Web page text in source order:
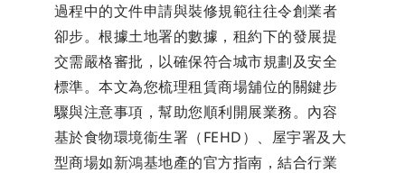
過程中的文件申請與裝修規範往往令創業者
卻步。根據土地署的數據，租約下的發展提
交需嚴格審批，以確保符合城市規劃及安全
標準。本文為您梳理租賃商場舖位的關鍵步
驟與注意事項，幫助您順利開展業務。內容
基於食物環境衞生署（FEHD）、屋宇署及大
型商場如新鴻基地產的官方指南，結合行業